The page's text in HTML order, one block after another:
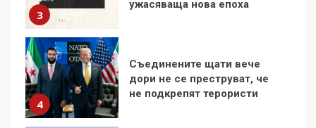
4
не подкрепят терористи
5
Как се вземат милиони за
чужд труд